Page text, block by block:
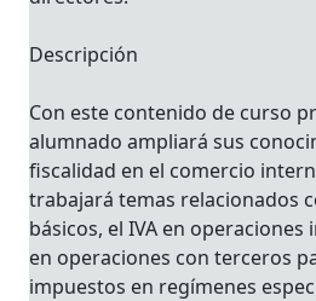
Descripción
Con este contenido de curso
alumnado ampliará sus
fiscalidad en el comercio
trabajará temas relacionados
básicos, el IVA en
en operaciones con terceros
impuestos en regímenes